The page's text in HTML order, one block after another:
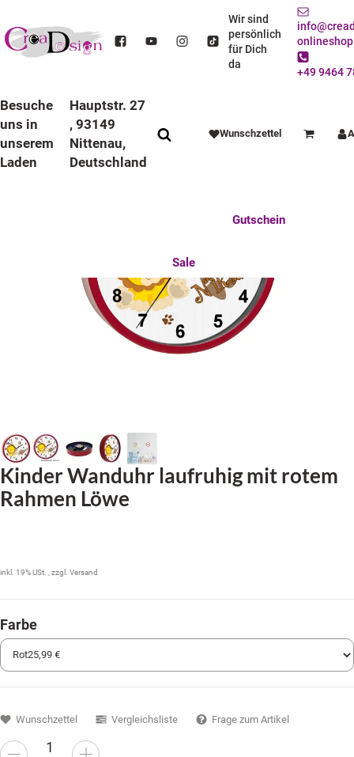
Wir sind
persönlich
für Dich
da
+49 9464
Besuche
uns in
unserem
Laden
Hauptstr. 27
, 93149
Nittenau,
Deutschland
Wunschzettel Warenkorb
Gutschein
Sale
KINDER WANDUHR LAUFRUHIG MIT BUNTEN RAHMEN LÖWE
Kinder Wanduhr laufruhig mit rotem
Rahmen Löwe
inkl. 19% USt. , zzgl. Versand
Farbe
Wunschzettel Vergleichsliste Frage zum Artikel